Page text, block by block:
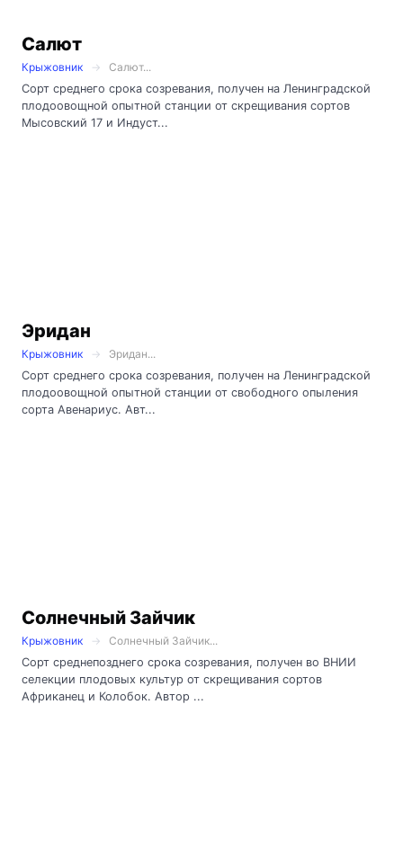
Салют
Крыжовник
Салют...
Сорт среднего срока созревания, получен на Ленинградской
плодоовощной опытной станции от скрещивания сортов
Мысовский 17 и Индуст...
Эридан
Крыжовник
Эридан...
Сорт среднего срока созревания, получен на Ленинградской
плодоовощной опытной станции от свободного опыления
сорта Авенариус. Авт...
Солнечный Зайчик
Крыжовник
Солнечный Зайчик...
Сорт среднепозднего срока созревания, получен во ВНИИ
селекции плодовых культур от скрещивания сортов
Африканец и Колобок. Автор ...